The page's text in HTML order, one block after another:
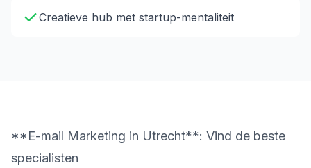
Creatieve hub met startup-mentaliteit
**E-mail Marketing in Utrecht**: Vind de beste
specialisten